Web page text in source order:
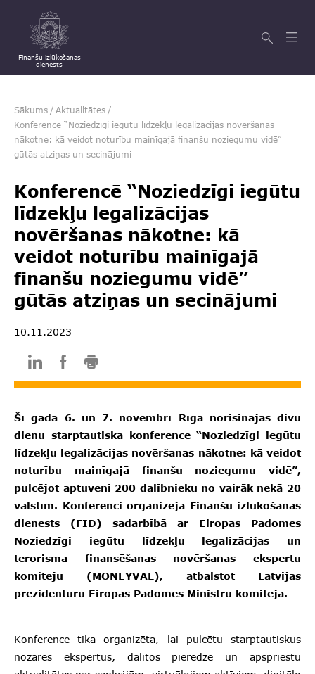
Finanšu izlūkošanas
dienests
Sākums / Aktualitātes /
Konferencē “Noziedzīgi iegūtu līdzekļu legalizācijas novēršanas
nākotne: kā veidot noturību mainīgajā finanšu noziegumu vidē”
gūtās atziņas un secinājumi
Konferencē “Noziedzīgi iegūtu
līdzekļu legalizācijas
novēršanas nākotne: kā
veidot noturību mainīgajā
finanšu noziegumu vidē”
gūtās atziņas un secinājumi
10.11.2023
Šī gada 6. un 7. novembrī Rīgā norisinājās divu
dienu starptautiska konference “Noziedzīgi iegūtu
līdzekļu legalizācijas novēršanas nākotne: kā veidot
noturību mainīgajā finanšu noziegumu vidē”,
pulcējot aptuveni 200 dalībnieku no vairāk nekā 20
valstīm. Konferenci organizēja Finanšu izlūkošanas
dienests (FID) sadarbībā ar Eiropas Padomes
Noziedzīgi iegūtu līdzekļu legalizācijas un
terorisma finansēšanas novēršanas ekspertu
komiteju (MONEYVAL), atbalstot Latvijas
prezidentūru Eiropas Padomes Ministru komitejā.
Konference tika organizēta, lai pulcētu starptautiskus
nozares ekspertus, dalītos pieredzē un apspriestu